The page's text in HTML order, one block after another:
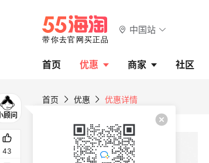
中国站
首页 优惠 商家 社区
首页 优惠 优惠详情
43